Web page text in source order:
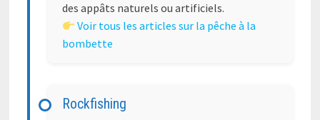
des appâts naturels ou artificiels.
Voir tous les articles sur la pêche à la
bombette
Rockfishing